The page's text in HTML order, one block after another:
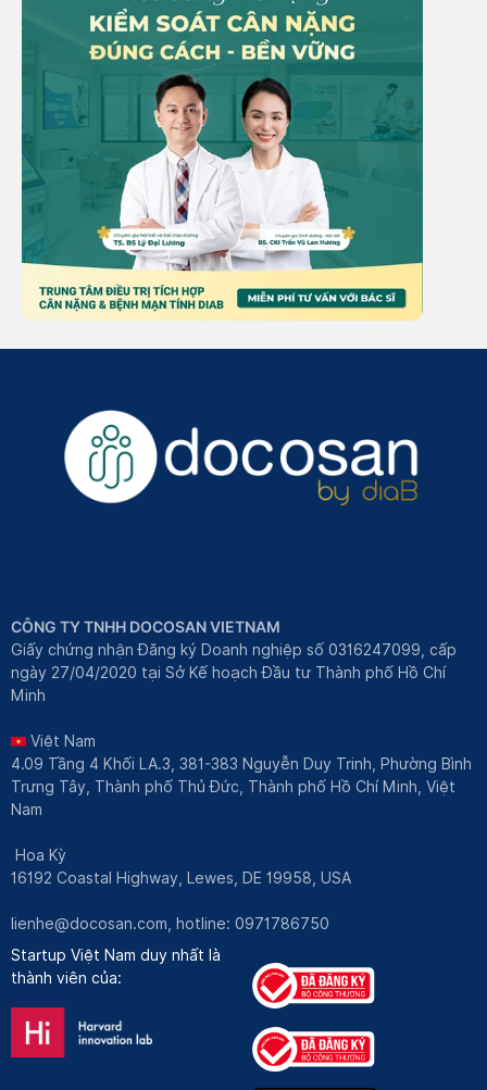
CÔNG TY TNHH DOCOSAN VIETNAM
Giấy chứng nhận Đăng ký Doanh nghiệp số 0316247099, cấp
ngày 27/04/2020 tại Sở Kế hoạch Đầu tư Thành phố Hồ Chí
Minh
Việt Nam
4.09 Tầng 4 Khối LA.3, 381-383 Nguyễn Duy Trinh, Phường Bình
Trưng Tây, Thành phố Thủ Đức, Thành phố Hồ Chí Minh, Việt
Nam
Hoa Kỳ
16192 Coastal Highway, Lewes, DE 19958, USA
lienhe@docosan.com , hotline: 0971786750
Startup Việt Nam duy nhất là
thành viên của: